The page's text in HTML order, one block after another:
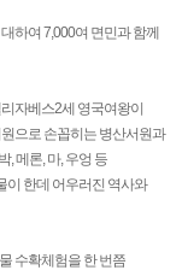
하여 7,000여 면민과 함께
자베스2세 영국여왕이
으로 손꼽히는 병산서원과
, 메론, 마, 우엉 등
이 한데 어우러진 역사와
수확체험을 한 번쯤